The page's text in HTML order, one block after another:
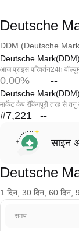
Deutsche
DDM (Deutsche Mark)
Deutsche
आज प्राइस परिवर्तन
0.00%
24h
--
Deutsche
मार्केट कैप रैंकिंग
#7,221
पूरी तरह से तनु
--
साइन
Deutsche
1 दिन, 30 दिन, 60 दिन,
समय